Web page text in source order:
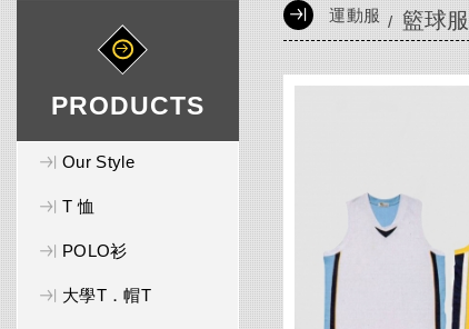
PRODUCTS
Our Style
T 恤
POLO衫
大學T．帽T
運動服 籃球服